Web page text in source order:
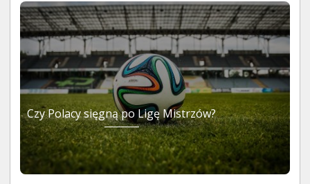
Czy Polacy sięgną po Ligę Mistrzów?